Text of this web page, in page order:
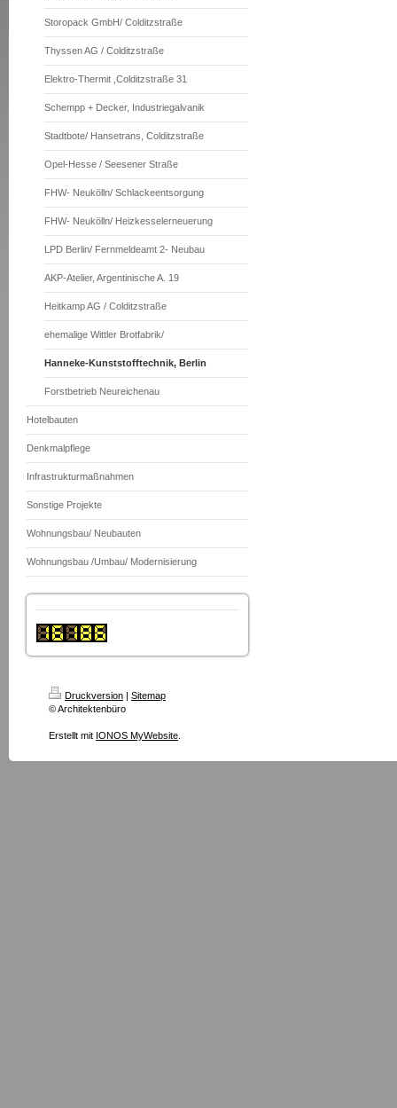
Storopack GmbH/ Colditzstraße
Thyssen AG / Colditzstraße
Elektro-Thermit ,Colditzstraße 31
Schempp + Decker, Industriegalvanik
Stadtbote/ Hansetrans, Colditzstraße
Opel-Hesse / Seesener Straße
FHW- Neukölln/ Schlackeentsorgung
FHW- Neukölln/ Heizkesselerneuerung
LPD Berlin/ Fernmeldeamt 2- Neubau
AKP-Atelier, Argentinische A. 19
Heitkamp AG / Colditzstraße
ehemalige Wittler Brotfabrik/
Hanneke-Kunststofftechnik, Berlin
Forstbetrieb Neureichenau
Hotelbauten
Denkmalpflege
Infrastrukturmaßnahmen
Sonstige Projekte
Wohnungsbau/ Neubauten
Wohnungsbau /Umbau/ Modernisierung
Druckversion | Sitemap
© Architektenbüro
Erstellt mit IONOS MyWebsite